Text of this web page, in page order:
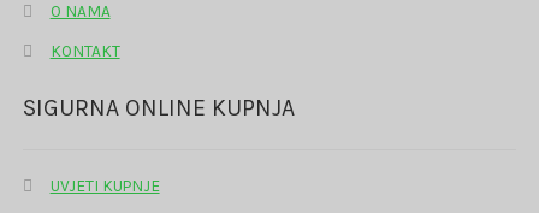
O NAMA
KONTAKT
SIGURNA ONLINE KUPNJA
UVJETI KUPNJE